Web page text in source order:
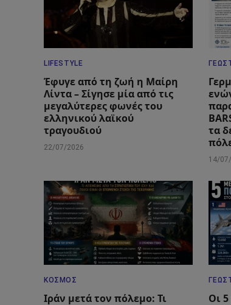
LIFESTYLE
Έφυγε από τη ζωή η Μαίρη
Λίντα – Σίγησε μία από τις
μεγαλύτερες φωνές του
ελληνικού λαϊκού
τραγουδιού
22/07/2026
τα
14/
ΚΌΣΜΟΣ
Ιράν μετά τον πόλεμο: Τι
Οι